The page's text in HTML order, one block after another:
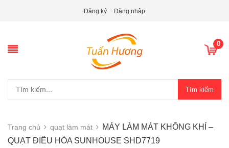
Đăng ký Đăng nhập
0
Tìm kiếm
Trang chủ quạt làm mát
MÁY LÀM MÁT KHÔNG KHÍ –
QUẠT ĐIỀU HÒA SUNHOUSE SHD7719